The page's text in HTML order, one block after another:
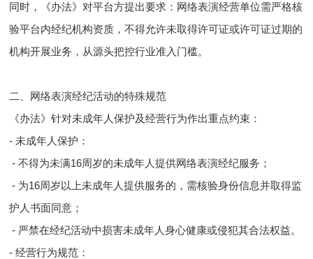
同时，《办法》对平台方提出要求：网络表演经营单位需严格核
验平台内经纪机构资质，不得允许未取得许可证或许可证过期的
机构开展业务，从源头把控行业准入门槛。
二、网络表演经纪活动的特殊规范
《办法》针对未成年人保护及经营行为作出重点约束：
- 未成年人保护：
- 不得为未满16周岁的未成年人提供网络表演经纪服务；
- 为16周岁以上未成年人提供服务的，需核验身份信息并取得监
护人书面同意；
- 严禁在经纪活动中损害未成年人身心健康或侵犯其合法权益。
- 经营行为规范：